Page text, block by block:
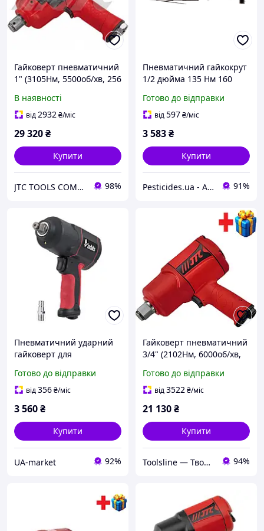
Гайковерт пневматичний
1" (3105Нм, 5500об/хв, 256
корпус 7661 JTC
В наявності
від2932₴/міс
29 320₴
Купити
JTC TOOLS COMPANY 98%
Пневматичний гайкокрут
1/2 дюйма 135 Нм 160
композитним корпусом
Готово до відправки
від597₴/міс
3 583₴
Купити
Pesticides.ua - Аграрна продукція і не тільки !!! 91%
Пневматичний ударний
гайковерт для
REDATS P-120 1450 Нм з
композитним корпусом
Готово до відправки
від356₴/міс
3 560₴
Купити
UA-market 92%
Гайковерт пневматичний
3/4" (2102Нм, 6000об/хв,
композитний корпус 7659
JTC
Готово до відправки
від3522₴/міс
21 130₴
Купити
Toolsline — Твоя лінія інструменту 94%